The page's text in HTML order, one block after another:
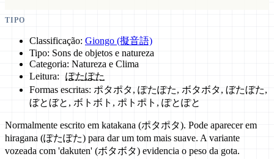
TIPO
Classificação: Giongo (擬音語)
Tipo: Sons de objetos e natureza
Categoria: Natureza e Clima
Leitura: ぽたぽた
Formas escritas: ポタポタ, ぽたぽた, ボタボタ, ぼたぼた,
ぼとぼと, ボトボト, ポトポト, ぽとぽと
Normalmente escrito em katakana (ポタポタ). Pode aparecer em
hiragana (ぽたぽた) para dar um tom mais suave. A variante
vozeada com 'dakuten' (ボタボタ) evidencia o peso da gota.